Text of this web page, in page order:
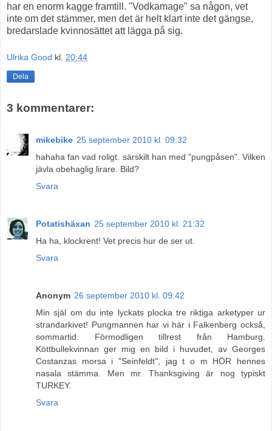
har en enorm kagge framtill. "Vodkamage" sa någon, vet
inte om det stämmer, men det är helt klart inte det gängse,
bredarslade kvinnosättet att lägga på sig.
Ulrika Good kl. 20:44
Dela
3 kommentarer:
mikebike 25 september 2010 kl. 09:32
hahaha fan vad roligt. särskilt han med "pungpåsen". Vilken
jävla obehaglig lirare. Bild?
Svara
Potatishäxan 25 september 2010 kl. 21:32
Ha ha, klockrent! Vet precis hur de ser ut.
Svara
Anonym 26 september 2010 kl. 09:42
Min själ om du inte lyckats plocka tre riktiga arketyper ur
strandarkivet! Pungmannen har vi här i Falkenberg också,
sommartid. Förmodligen tillrest från Hamburg.
Köttbullekvinnan ger mig en bild i huvudet, av Georges
Costanzas morsa i "Seinfeldt", jag t o m HÖR hennes
nasala stämma. Men mr. Thanksgiving är nog typiskt
TURKEY.
Svara